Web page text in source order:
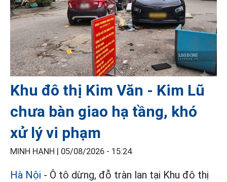
Khu đô thị Kim Văn - Kim Lũ
chưa bàn giao hạ tầng, khó
xử lý vi phạm
MINH HẠNH | 05/08/2026 - 15:24
Hà Nội - Ô tô dừng, đỗ tràn lan tại Khu đô thị